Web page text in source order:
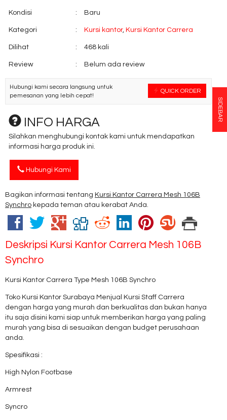
Kondisi : Baru
Kategori : Kursi kantor, Kursi Kantor Carrera
Dilihat : 468 kali
Review : Belum ada review
QUICK ORDER
Hubungi kami secara langsung untuk
pemesanan yang lebih cepat!
INFO HARGA
Silahkan menghubungi kontak kami untuk mendapatkan
informasi harga produk ini.
Hubungi Kami
Bagikan informasi tentang Kursi Kantor Carrera Mesh 106B
Synchro kepada teman atau kerabat Anda.
Deskripsi Kursi Kantor Carrera Mesh 106B
Synchro
Kursi Kantor Carrera Type Mesh 106B Synchro
Toko Kursi Kantor Surabaya Menjual Kursi Staff Carrera
dengan harga yang murah dan berkualitas dan bukan hanya
itu saja disini kami siap untuk memberikan harga yang paling
murah yang bisa di sesuaikan dengan budget perusahaan
anda.
Spesifikasi :
High Nylon Footbase
Armrest
Syncro
SIDEBAR